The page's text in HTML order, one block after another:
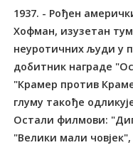
1937. - Рођен
Хофман, изузетан
неуротичних људи у
добитник награде
"Крамер против
глуму такође
Остали филмови:
"Велики мали